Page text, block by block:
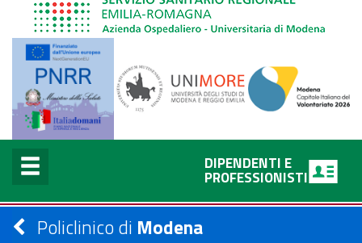
DIPENDENTI E
PROFESSIONISTI
Policlinico di Modena